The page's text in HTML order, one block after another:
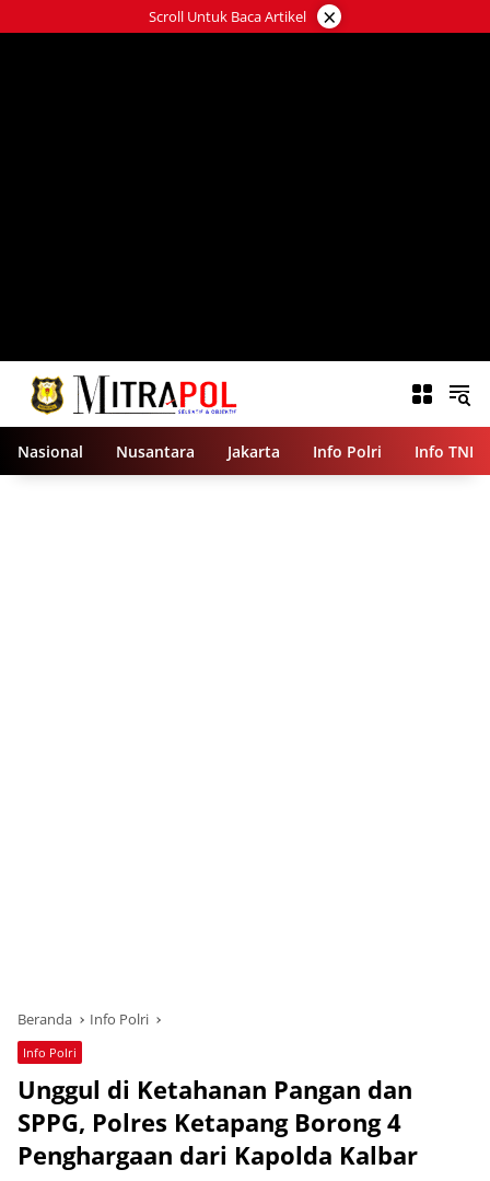
ke
Scroll Untuk Baca Artikel ×
Nasional Nusantara Jakarta Info Polri Info TNI
Beranda Info Polri
Info Polri
Unggul di Ketahanan Pangan dan
SPPG, Polres Ketapang Borong 4
Penghargaan dari Kapolda Kalbar